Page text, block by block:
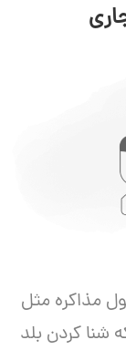
مذاکره مثل
شنا کردن بلد